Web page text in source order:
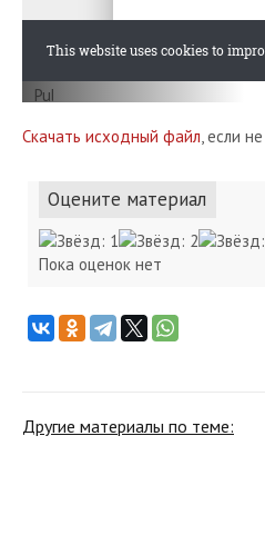
Скачать исходный файл, если
Оцените материал
Пока оценок нет
Другие материалы по теме: